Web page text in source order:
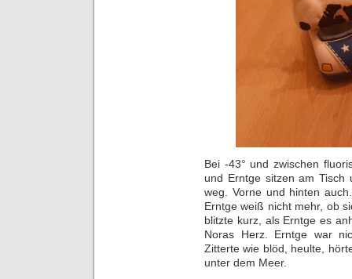
Bei -43° und zwischen
und Erntge sitzen am Tisch
weg. Vorne und hinten
Erntge weiß nicht mehr, ob
blitzte kurz, als Erntge es
Noras Herz. Erntge war
Zitterte wie blöd, heulte,
unter dem Meer.